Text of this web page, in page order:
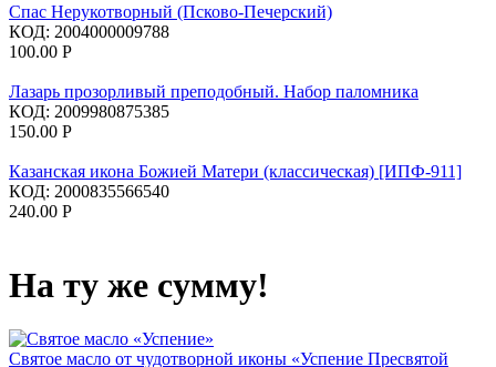
Спас Нерукотворный (Псково-Печерский)
КОД: 2004000009788
100.00 Р
Лазарь прозорливый преподобный. Набор паломника
КОД: 2009980875385
150.00 Р
Казанская икона Божией Матери (классическая) [ИПФ-911]
КОД: 2000835566540
240.00 Р
На ту же сумму!
Святое масло от чудотворной иконы «Успение Пресвятой